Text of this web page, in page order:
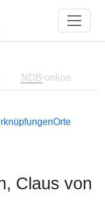
NDB-online
Orte
Claus von